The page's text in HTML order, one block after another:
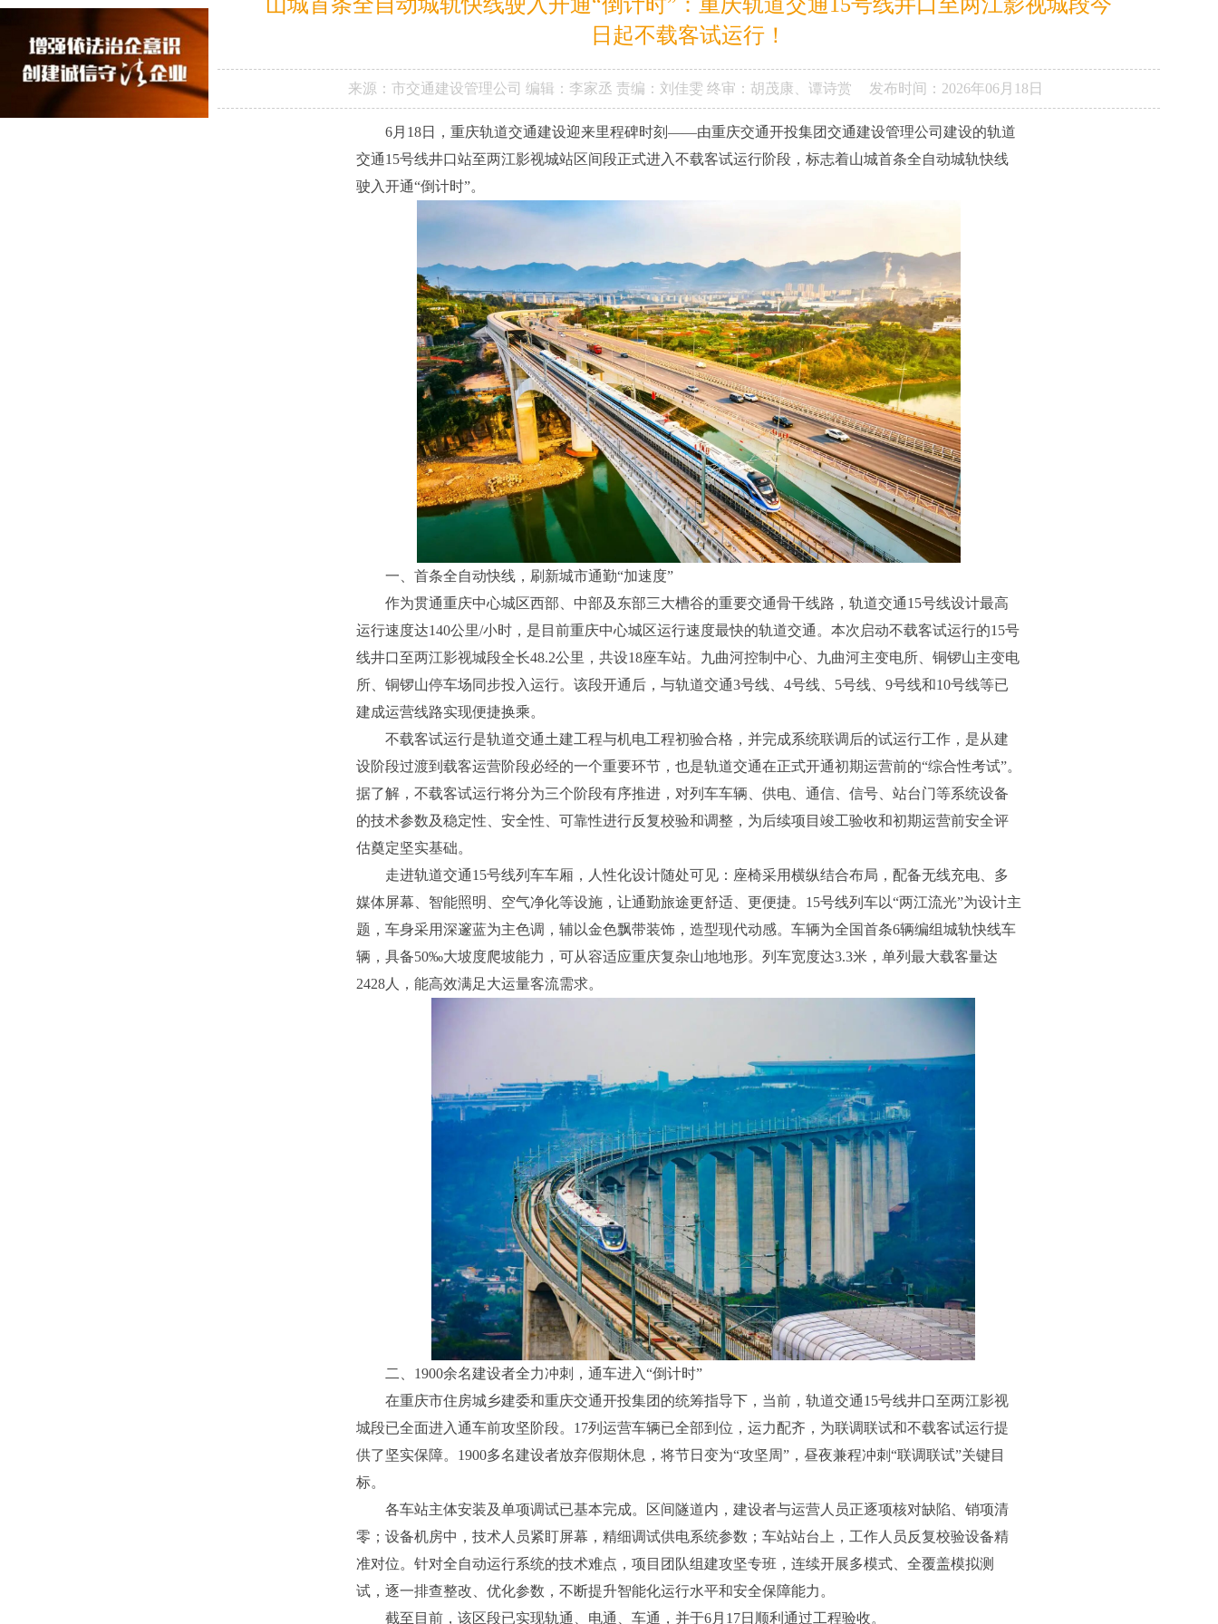
日起不载客试运行！
来源： 市交通建设管理公司 编辑：李家丞 责编：刘佳雯 终审：胡茂康、谭诗赏 发布时间： 2026年06月18日
6月18日，重庆轨道交通建设迎来里程碑时刻——由重庆交通开投集团交通建设管理公司建设的轨道
交通15号线井口站至两江影视城站区间段正式进入不载客试运行阶段，标志着山城首条全自动城轨快线
驶入开通“倒计时”。
一、首条全自动快线，刷新城市通勤“加速度”
作为贯通重庆中心城区西部、中部及东部三大槽谷的重要交通骨干线路，轨道交通15号线设计最高
运行速度达140公里/小时，是目前重庆中心城区运行速度最快的轨道交通。 本次启动不载客试运行的15号
线井口至两江影视城段全长48.2公里，共设18座车站。九曲河控制中心、九曲河主变电所、铜锣山主变电
所、铜锣山停车场同步投入运行。该段开通后，与轨道交通3号线、4号线、5号线、9号线和10号线等已
建成运营线路实现便捷换乘。
不载客试运行是轨道交通土建工程与机电工程初验合格，并完成系统联调后的试运行工作，是从建
设阶段过渡到载客运营阶段必经的一个重要环节，也是轨道交通在正式开通初期运营前的“综合性考试”。
据了解，不载客试运行将分为三个阶段有序推进，对列车车辆、供电、通信、信号、站台门等系统设备
的技术参数及稳定性、安全性、可靠性进行反复校验和调整，为后续项目竣工验收和初期运营前安全评
估奠定坚实基础。
走进轨道交通15号线列车车厢，人性化设计随处可见：座椅采用横纵结合布局，配备无线充电、多
媒体屏幕、智能照明、空气净化等设施，让通勤旅途更舒适、更便捷。15号线列车以“两江流光”为设计主
题，车身采用深邃蓝为主色调，辅以金色飘带装饰，造型现代动感。车辆为全国首条6辆编组城轨快线车
辆，具备50‰大坡度爬坡能力，可从容适应重庆复杂山地地形。列车宽度达3.3米，单列最大载客量达
2428人，能高效满足大运量客流需求。
二、1900余名建设者全力冲刺，通车进入“倒计时”
在重庆市住房城乡建委和重庆交通开投集团的统筹指导下，当前，轨道交通15号线井口至两江影视
城段已全面进入通车前攻坚阶段。17列运营车辆已全部到位，运力配齐，为联调联试和不载客试运行提
供了坚实保障。1900多名建设者放弃假期休息，将节日变为“攻坚周”，昼夜兼程冲刺“联调联试”关键目
标。
各车站主体安装及单项调试已基本完成。区间隧道内，建设者与运营人员正逐项核对缺陷、销项清
零；设备机房中，技术人员紧盯屏幕，精细调试供电系统参数；车站站台上，工作人员反复校验设备精
准对位。针对全自动运行系统的技术难点，项目团队组建攻坚专班，连续开展多模式、全覆盖模拟测
试，逐一排查整改、优化参数，不断提升智能化运行水平和安全保障能力。
截至目前，该区段已实现轨通、电通、车通，并于6月17日顺利通过工程验收。